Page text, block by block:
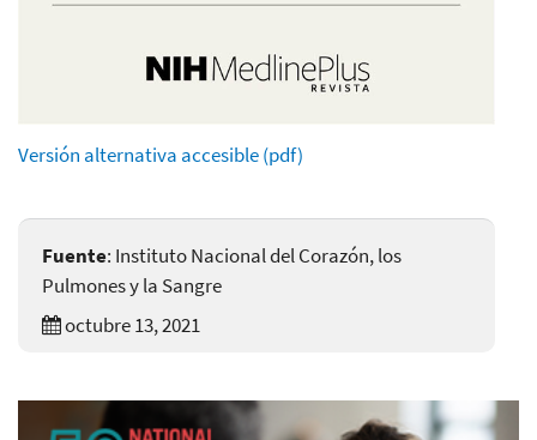
Versión alternativa accesible (pdf)
Fuente: Instituto Nacional del Corazón, los
Pulmones y la Sangre
octubre 13, 2021